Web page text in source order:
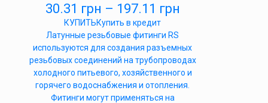
30.31 грн – 197.11 грн
КУПИТЬКупить в кредит
Латунные резьбовые фитинги RS
используются для создания разъемных
резьбовых соединений на трубопроводах
холодного питьевого, хозяйственного и
горячего водоснабжения и отопления.
Фитинги могут применяться на